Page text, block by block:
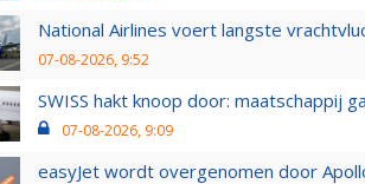
National Airlines voert langste
07-08-2026, 9:52
SWISS hakt knoop door: maatschappij
07-08-2026, 9:09
easyJet wordt overgenomen door